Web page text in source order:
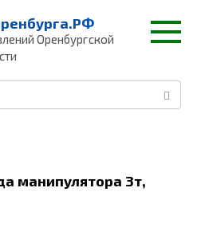
Оренбургской
манипулятора 3т,